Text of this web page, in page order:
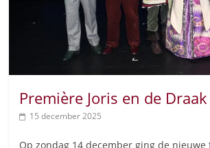
Première Joris en de Draak
15 december 2025
Op zondag 14 december ging de